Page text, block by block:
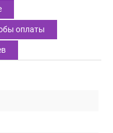
оплаты